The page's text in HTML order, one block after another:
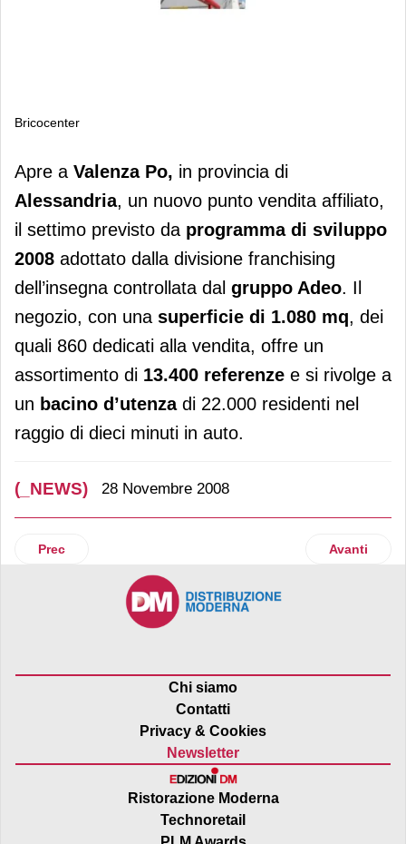
Bricocenter
Bricocenter
Apre a Valenza Po, in provincia di
Alessandria, un nuovo punto vendita affiliato,
il settimo previsto da programma di sviluppo
2008 adottato dalla divisione franchising
dell’insegna controllata dal gruppo Adeo. Il
negozio, con una superficie di 1.080 mq, dei
quali 860 dedicati alla vendita, offre un
assortimento di 13.400 referenze e si rivolge a
un bacino d’utenza di 22.000 residenti nel
raggio di dieci minuti in auto.
(_NEWS) 28 Novembre 2008
Articolo precedente: Tre Marie
Prec Articolo
Avanti
Chi siamo
Contatti
Privacy & Cookies
Newsletter
Ristorazione Moderna
Technoretail